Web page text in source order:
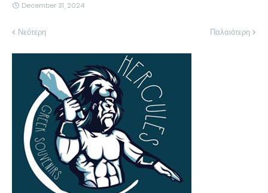
December 31, 2024
Νεότερη Παλαιότερη